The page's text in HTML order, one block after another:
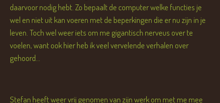
daarvoor nodig hebt. Zo bepaalt de computer welke functies je
wel en niet uit kan voeren met de beperkingen die er nu zijn in je
leven. Toch wel weer iets om me gigantisch nerveus over te
voelen, want ook hier heb ik veel vervelende verhalen over
gehoord...
Stefan heeft weer vrij genomen van zijn werk om met me mee